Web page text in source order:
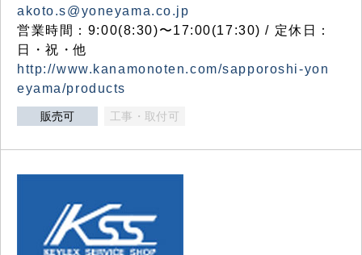
akoto.s@yoneyama.co.jp
営業時間：9:00(8:30)〜17:00(17:30) / 定休日：
日・祝・他
http://www.kanamonoten.com/sapporoshi-yon
eyama/products
販売可 工事・取付可